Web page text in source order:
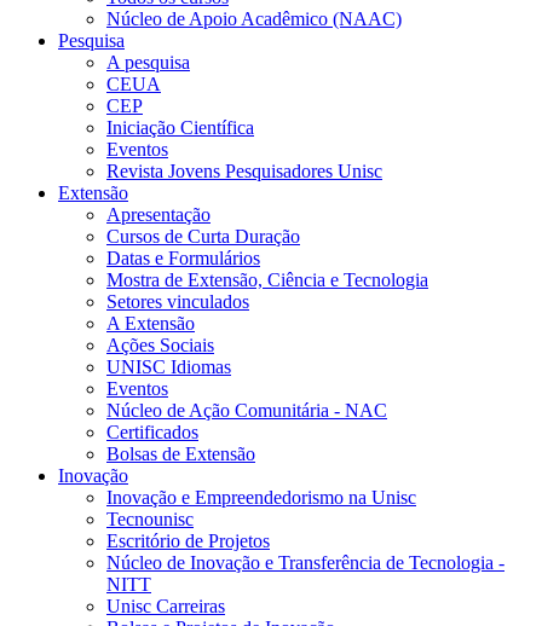
Núcleo de Apoio Acadêmico (NAAC)
Pesquisa
A pesquisa
CEUA
CEP
Iniciação Científica
Eventos
Revista Jovens Pesquisadores Unisc
Extensão
Apresentação
Cursos de Curta Duração
Datas e Formulários
Mostra de Extensão, Ciência e Tecnologia
Setores vinculados
A Extensão
Ações Sociais
UNISC Idiomas
Eventos
Núcleo de Ação Comunitária - NAC
Certificados
Bolsas de Extensão
Inovação
Inovação e Empreendedorismo na Unisc
Tecnounisc
Escritório de Projetos
Núcleo de Inovação e Transferência de Tecnologia -
NITT
Unisc Carreiras